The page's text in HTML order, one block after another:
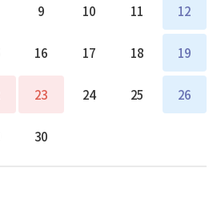
9 10 11 12
16 17 18 19
23 24 25 26
30